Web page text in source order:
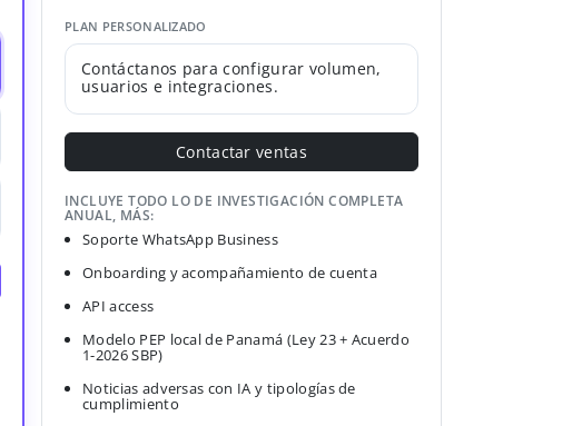
PLAN PERSONALIZADO
Contáctanos para configurar volumen,
usuarios e integraciones.
Contactar ventas
INCLUYE TODO LO DE INVESTIGACIÓN COMPLETA
ANUAL, MÁS:
Soporte WhatsApp Business
Onboarding y acompañamiento de cuenta
API access
Modelo PEP local de Panamá (Ley 23 + Acuerdo
1-2026 SBP)
Noticias adversas con IA y tipologías de
cumplimiento